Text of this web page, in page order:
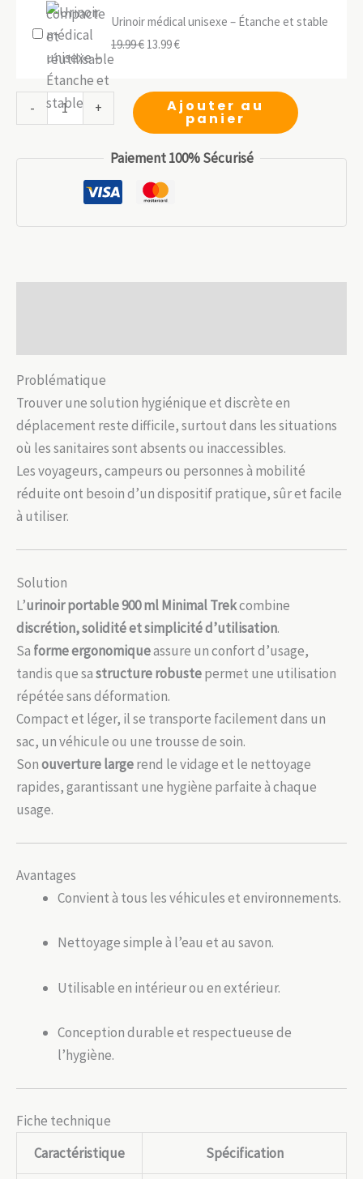
Urinoir médical unisexe – Étanche et stable
19.99€ Le
initial
était :
19.99 €.
13.99€Le
actuel
est :
13.99 €.
-
quantité
de
et
+ Ajouter au
panier
Paiement 100% Sécurisé
Problématique
Trouver une solution hygiénique et discrète en
déplacement reste difficile, surtout dans les situations
où les sanitaires sont absents ou inaccessibles.
Les voyageurs, campeurs ou personnes à mobilité
réduite ont besoin d’un dispositif pratique, sûr et facile
à utiliser.
Solution
L’urinoir portable 900 ml Minimal Trekcombine
discrétion, solidité et simplicité d’utilisation.
Sa forme ergonomiqueassure un confort d’usage,
tandis que sastructure robustepermet une utilisation
répétée sans déformation.
Compact et léger, il se transporte facilement dans un
sac, un véhicule ou une trousse de soin.
Sonouverture largerend le vidage et le nettoyage
rapides, garantissant une hygiène parfaite à chaque
usage.
Avantages
Convient à tous les véhicules et environnements.
Nettoyage simple à l’eau et au savon.
Utilisable en intérieur ou en extérieur.
Conception durable et respectueuse de
l’hygiène.
Fiche technique
Caractéristique
Spécification